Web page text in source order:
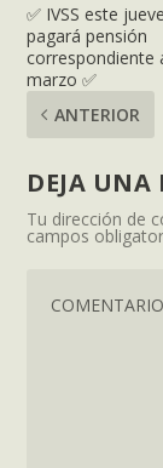
✅ IVSS este
pagará pensión
correspondiente
marzo ✅
ANTERIOR
DEJA UNA
Tu dirección de
campos